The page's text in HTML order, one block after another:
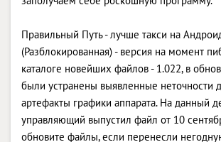
Правильный Путь - лучше такси на
(Разблокированная) - версия на момент
каталоге новейших файлов - 1.022, в
были устранены выявленные неточности
артефакты графики аппарата. На данный
управляющий выпустил файл от 10
обновите файлы, если перенесли